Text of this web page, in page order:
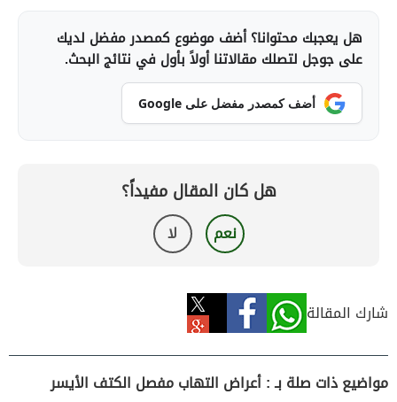
هل يعجبك محتوانا؟ أضف موضوع كمصدر مفضل لديك
على جوجل لتصلك مقالاتنا أولاً بأول في نتائج البحث.
أضف كمصدر مفضل على Google
هل كان المقال مفيداً؟
نعم لا
شارك المقالة
مواضيع ذات صلة بـ : أعراض التهاب مفصل الكتف الأيسر